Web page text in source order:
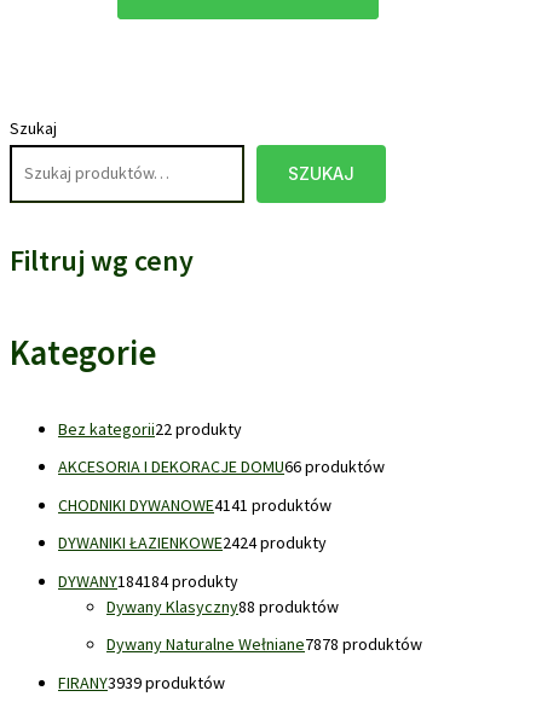
Szukaj
SZUKAJ
Filtruj wg ceny
Kategorie
Bez kategorii22 produkty
AKCESORIA I DEKORACJE DOMU66 produktów
CHODNIKI DYWANOWE4141 produktów
DYWANIKI ŁAZIENKOWE2424 produkty
DYWANY184184 produkty
Dywany Klasyczny88 produktów
Dywany Naturalne Wełniane7878 produktów
FIRANY3939 produktów